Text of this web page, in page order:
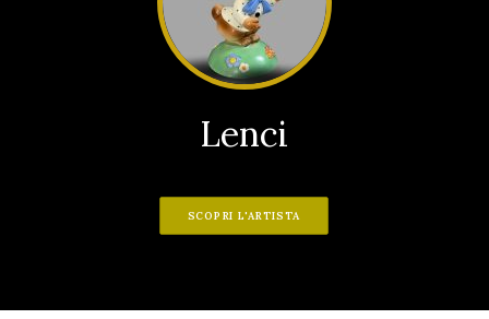
Lenci
SCOPRI L'ARTISTA